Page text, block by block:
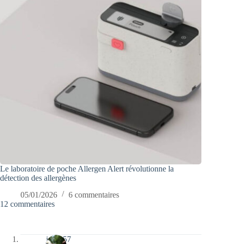
Le laboratoire de poche Allergen Alert révolutionne la
détection des allergènes
05/01/2026
6 commentaires
12 commentaires
jazzy57